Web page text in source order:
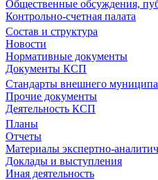
Общественные обсуждения,
Контрольно-счетная палата
Состав и структура
Новости
Нормативные документы
Документы КСП
Стандарты внешнего
Прочие документы
Деятельность КСП
Планы
Отчеты
Материалы экспертно-
Доклады и выступления
Иная деятельность